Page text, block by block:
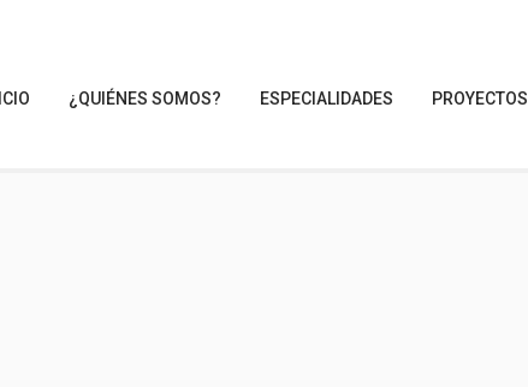
¿QUIÉNES SOMOS? ESPECIALIDADES PROYECTOS